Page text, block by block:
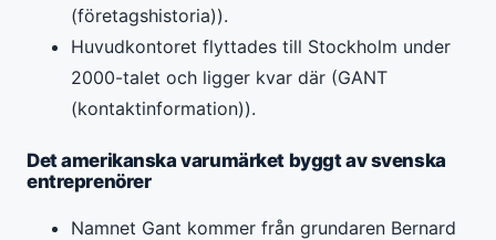
(företagshistoria)).
Huvudkontoret flyttades till Stockholm under
2000-talet och ligger kvar där (GANT
(kontaktinformation)).
Det amerikanska varumärket byggt av svenska
entreprenörer
Namnet Gant kommer från grundaren Bernard